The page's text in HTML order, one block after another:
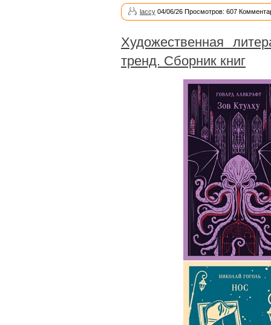
laccy 04/06/26 Просмотров: 607
Художественная
тренд. Сборник книг